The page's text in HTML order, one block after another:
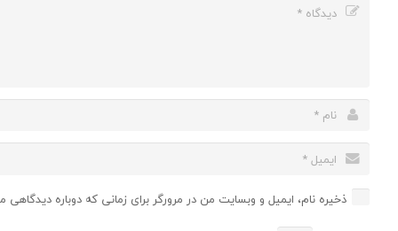
ذخیره نام، ایمیل و وبسایت من در مرورگر برای زمانی که دوباره